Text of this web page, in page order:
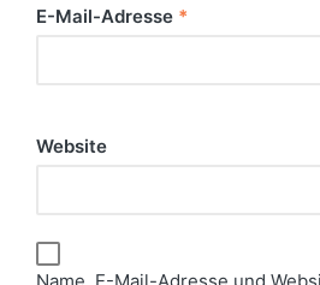
E-Mail-Adresse *
Website